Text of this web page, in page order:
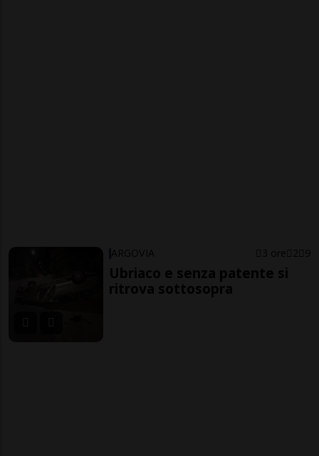
ARGOVIA 3 ore 2 9
Ubriaco e senza patente si
ritrova sottosopra